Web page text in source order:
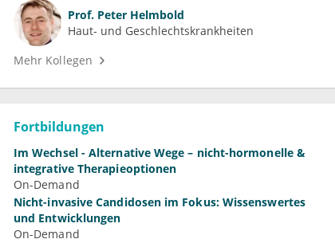
Prof. Peter Helmbold
Haut- und Geschlechtskrankheiten
Mehr Kollegen
Fortbildungen
Im Wechsel - Alternative Wege – nicht-hormonelle &
integrative Therapieoptionen
On-Demand
Nicht-invasive Candidosen im Fokus: Wissenswertes
und Entwicklungen
On-Demand